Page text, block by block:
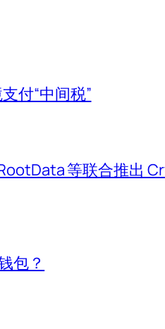
付“中间税”
等联合推出
包？